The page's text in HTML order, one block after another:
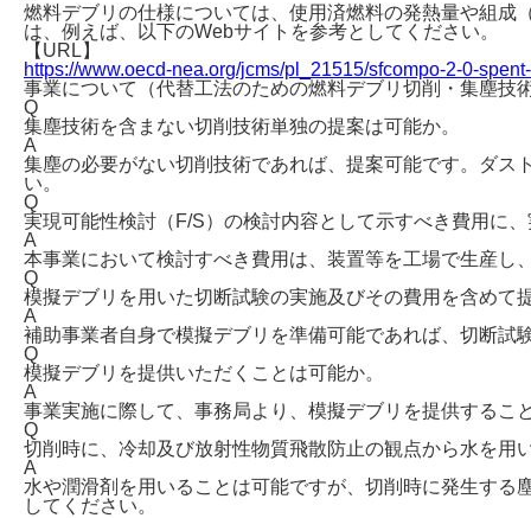
燃料デブリの仕様については、使用済燃料の発熱量や組
は、例えば、以下のWebサイトを参考としてください。
【URL】
https://www.oecd-nea.org/jcms/pl_21515/sfcompo-2-0-
事業について（代替工法のための燃料デブリ切削・集塵技
Q
集塵技術を含まない切削技術単独の提案は可能か。
A
集塵の必要がない切削技術であれば、提案可能です。ダ
い。
Q
実現可能性検討（F/S）の検討内容として示すべき費用に
A
本事業において検討すべき費用は、装置等を工場で生産
Q
模擬デブリを用いた切断試験の実施及びその費用を含めて
A
補助事業者自身で模擬デブリを準備可能であれば、切断試
Q
模擬デブリを提供いただくことは可能か。
A
事業実施に際して、事務局より、模擬デブリを提供するこ
Q
切削時に、冷却及び放射性物質飛散防止の観点から水を用
A
水や潤滑剤を用いることは可能ですが、切削時に発生す
してください。